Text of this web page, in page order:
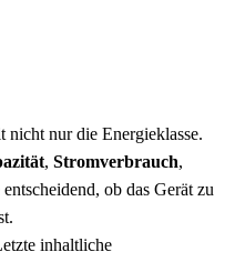
nicht nur die Energieklasse.
, Stromverbrauch,
ob das Gerät zu
inhaltliche